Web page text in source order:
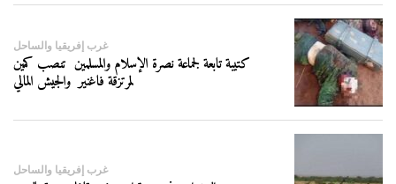
غرب إفريقيا والساحل
كتيبة تابعة لجماعة نصرة الإسلام والمسلمين تنصب كمين
لمرتزقة فاغنير والجيش المالي
غرب إفريقيا والساحل